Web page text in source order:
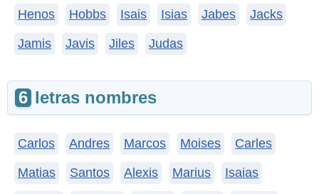
Henos Hobbs Isais Isias Jabes Jacks
Jamis Javis Jiles Judas
6 letras nombres
Carlos Andres Marcos Moises Carles
Matias Santos Alexis Marius Isaias